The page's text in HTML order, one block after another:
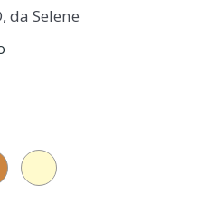
da Selene
Carne